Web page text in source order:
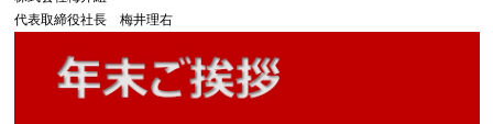
代表取締役社長 梅井理右